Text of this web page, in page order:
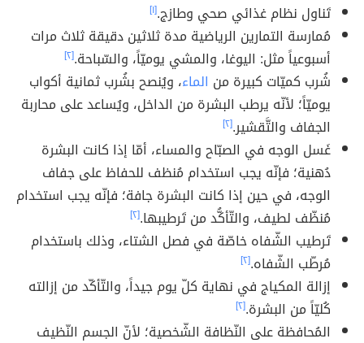
تَناول نظام غذائي صحي وطازج.[١]
مُمارسة التمارين الرياضية مدة ثلاثين دقيقة ثلاث مرات
أسبوعياً مثل: اليوغا، والمشي يوميّاً، والسّباحة.[٢]
شُرب كميّات كبيرة من الماء، ويُنصح بشُرب ثمانية أكواب
يوميّاً؛ لأنّه يرطب البشرة من الداخل، ويُساعد على محاربة
الجفاف والتَّقشير.[٢]
غَسل الوجه في الصبّاح والمساء، أمّا إذا كانت البشرة
دُهنية؛ فإنّه يجب استخدام مُنظف للحفاظ على جفاف
الوجه، في حين إذا كانت البشرة جافة؛ فإنّه يجب استخدام
مُنظّف لطيف، والتّأكُّد من تَرطيبها.[٢]
تَرطيب الشّفاه خاصّة في فصل الشتاء، وذلك باستخدام
مُرطّب الشّفاه.[٢]
إزالة المكياج في نهاية كلّ يوم جيداً، والتّأكّد من إزالته
كُليّاً من البشرة.[٢]
المُحافظة على النّظافة الشّخصية؛ لأنّ الجسم النّظيف